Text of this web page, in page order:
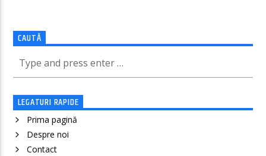
CAUTĂ
LEGATURI RAPIDE
Prima pagină
Despre noi
Contact